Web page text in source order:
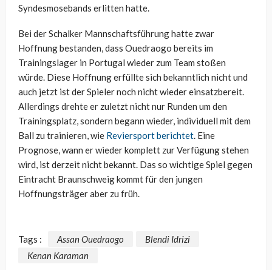
Syndesmosebands erlitten hatte.
Bei der Schalker Mannschaftsführung hatte zwar
Hoffnung bestanden, dass Ouedraogo bereits im
Trainingslager in Portugal wieder zum Team stoßen
würde. Diese Hoffnung erfüllte sich bekanntlich nicht und
auch jetzt ist der Spieler noch nicht wieder einsatzbereit.
Allerdings drehte er zuletzt nicht nur Runden um den
Trainingsplatz, sondern begann wieder, individuell mit dem
Ball zu trainieren, wie Reviersport berichtet. Eine
Prognose, wann er wieder komplett zur Verfügung stehen
wird, ist derzeit nicht bekannt. Das so wichtige Spiel gegen
Eintracht Braunschweig kommt für den jungen
Hoffnungsträger aber zu früh.
Tags : Assan Ouedraogo
Blendi Idrizi
Kenan Karaman